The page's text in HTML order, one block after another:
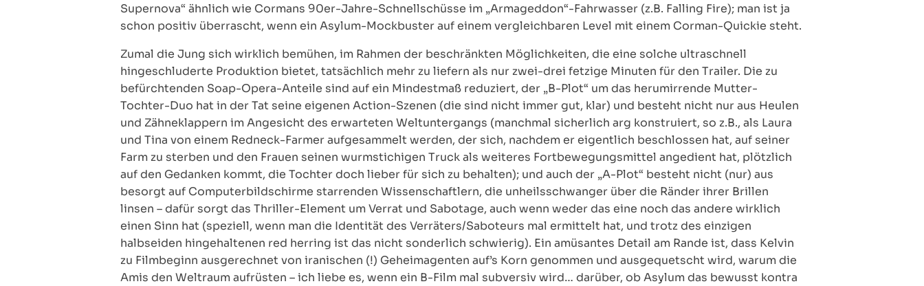
Supernova“ ähnlich wie Cormans 90er-Jahre-Schnellschüsse im „Armageddon“-Fahrwasser (z.B. Falling Fire); man ist ja
schon positiv überrascht, wenn ein Asylum-Mockbuster auf einem vergleichbaren Level mit einem Corman-Quickie steht.
Zumal die Jung sich wirklich bemühen, im Rahmen der beschränkten Möglichkeiten, die eine solche ultraschnell
hingeschluderte Produktion bietet, tatsächlich mehr zu liefern als nur zwei-drei fetzige Minuten für den Trailer. Die zu
befürchtenden Soap-Opera-Anteile sind auf ein Mindestmaß reduziert, der „B-Plot“ um das herumirrende Mutter-
Tochter-Duo hat in der Tat seine eigenen Action-Szenen (die sind nicht immer gut, klar) und besteht nicht nur aus Heulen
und Zähneklappern im Angesicht des erwarteten Weltuntergangs (manchmal sicherlich arg konstruiert, so z.B., als Laura
und Tina von einem Redneck-Farmer aufgesammelt werden, der sich, nachdem er eigentlich beschlossen hat, auf seiner
Farm zu sterben und den Frauen seinen wurmstichigen Truck als weiteres Fortbewegungsmittel angedient hat, plötzlich
auf den Gedanken kommt, die Tochter doch lieber für sich zu behalten); und auch der „A-Plot“ besteht nicht (nur) aus
besorgt auf Computerbildschirme starrenden Wissenschaftlern, die unheilsschwanger über die Ränder ihrer Brillen
linsen – dafür sorgt das Thriller-Element um Verrat und Sabotage, auch wenn weder das eine noch das andere wirklich
einen Sinn hat (speziell, wenn man die Identität des Verräters/Saboteurs mal ermittelt hat, und trotz des einzigen
halbseiden hingehaltenen red herring ist das nicht sonderlich schwierig). Ein amüsantes Detail am Rande ist, dass Kelvin
zu Filmbeginn ausgerechnet von iranischen (!) Geheimagenten auf’s Korn genommen und ausgequetscht wird, warum die
Amis den Weltraum aufrüsten – ich liebe es, wenn ein B-Film mal subversiv wird… darüber, ob Asylum das bewusst kontra